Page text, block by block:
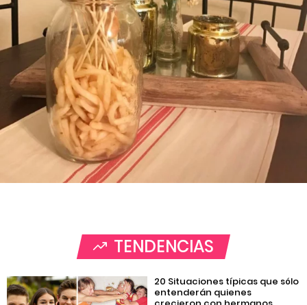
TENDENCIAS
20 Situaciones típicas que sólo
entenderán quienes